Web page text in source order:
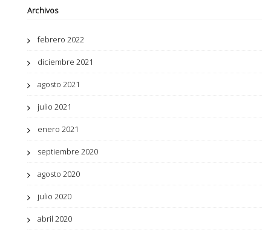
Archivos
febrero 2022
diciembre 2021
agosto 2021
julio 2021
enero 2021
septiembre 2020
agosto 2020
julio 2020
abril 2020